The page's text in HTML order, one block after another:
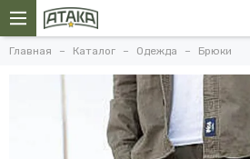
Главная Каталог Одежда Брюки